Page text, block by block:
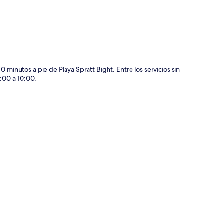
minutos a pie de Playa Spratt Bight. Entre los servicios sin
a 10:00.